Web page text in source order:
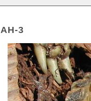
AH-3